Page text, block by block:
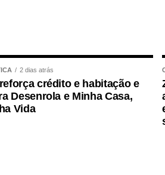
digital nas escolas, o incentivo
plataformas digitais e
finalistas encaminhadas
2 dias atrás
crédito e habitação e
Desenrola e Minha Casa,
Vida